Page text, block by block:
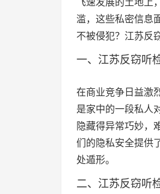
滥，这些私密信息
不被侵犯？江苏反
一、江苏反窃听
在商业竞争日益激
是家中的一段私人
隐藏得异常巧妙，
们的隐私安全提供
处遁形。
二、江苏反窃听